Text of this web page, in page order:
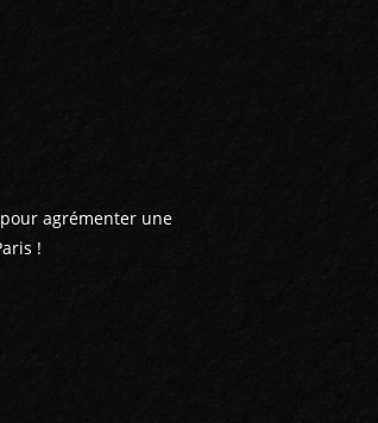
agrémenter une
!